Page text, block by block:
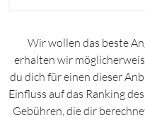
Wir wollen das beste
erhalten wir
du dich für einen dieser
Einfluss auf das Ranking
Gebühren, die dir